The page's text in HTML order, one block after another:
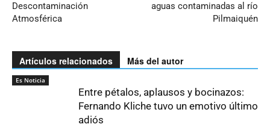
Descontaminación
Atmosférica
aguas contaminadas al río
Pilmaiquén
Artículos relacionados Más del autor
Es Noticia
Entre pétalos, aplausos y bocinazos:
Fernando Kliche tuvo un emotivo último
adiós